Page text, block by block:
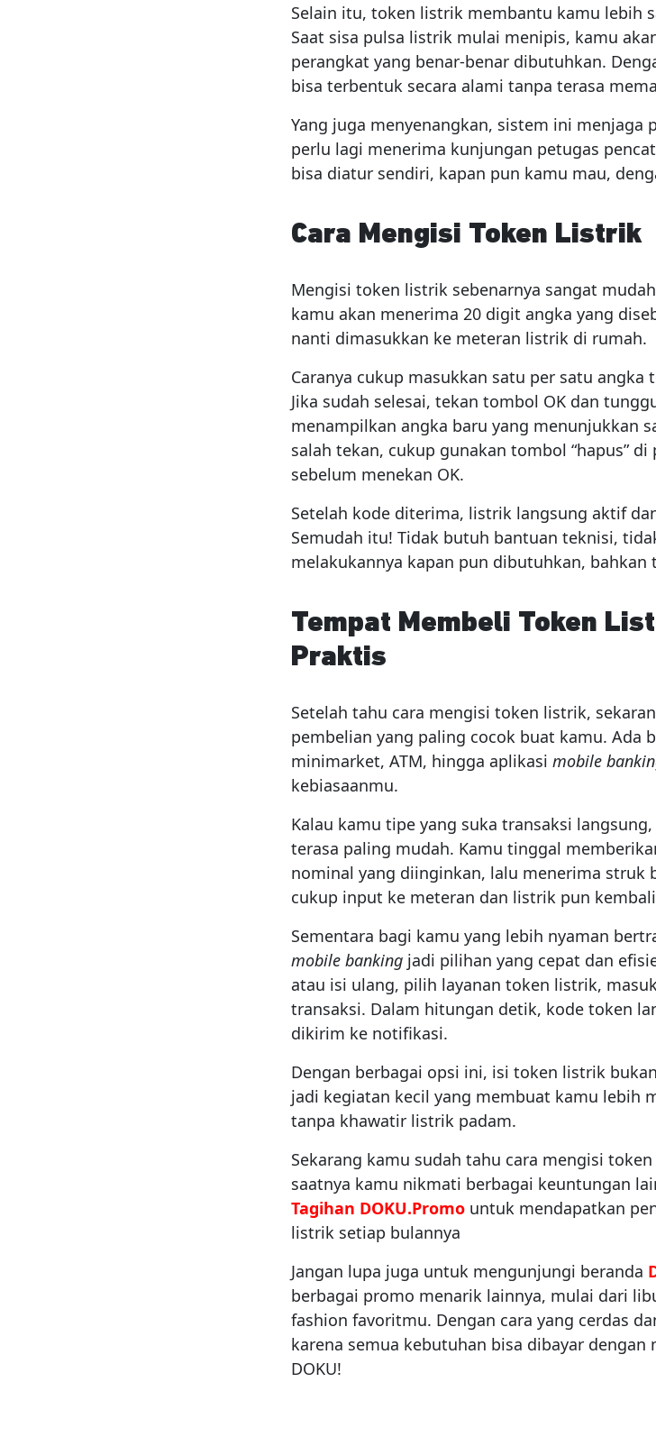
Selain itu, token listrik membantu kamu lebih
Saat sisa pulsa listrik mulai menipis, kamu
perangkat yang benar-benar dibutuhkan.
bisa terbentuk secara alami tanpa terasa
Yang juga menyenangkan, sistem ini menjaga
perlu lagi menerima kunjungan petugas
bisa diatur sendiri, kapan pun kamu mau,
Cara Mengisi Token Listrik
Mengisi token listrik sebenarnya sangat
kamu akan menerima 20 digit angka yang
nanti dimasukkan ke meteran listrik di rumah.
Caranya cukup masukkan satu per satu
Jika sudah selesai, tekan tombol OK dan
menampilkan angka baru yang menunjukkan
salah tekan, cukup gunakan tombol “hapus”
sebelum menekan OK.
Setelah kode diterima, listrik langsung aktif
Semudah itu! Tidak butuh bantuan teknisi,
melakukannya kapan pun dibutuhkan, bahkan
Tempat Membeli Token
Praktis
Setelah tahu cara mengisi token listrik,
pembelian yang paling cocok buat kamu. Ada
minimarket, ATM, hingga aplikasi mobile
kebiasaanmu.
Kalau kamu tipe yang suka transaksi
terasa paling mudah. Kamu tinggal
nominal yang diinginkan, lalu menerima struk
cukup input ke meteran dan listrik pun
Sementara bagi kamu yang lebih nyaman
mobile banking jadi pilihan yang cepat dan
atau isi ulang, pilih layanan token listrik,
transaksi. Dalam hitungan detik, kode token
dikirim ke notifikasi.
Dengan berbagai opsi ini, isi token listrik
jadi kegiatan kecil yang membuat kamu lebih
tanpa khawatir listrik padam.
Sekarang kamu sudah tahu cara mengisi
saatnya kamu nikmati berbagai keuntungan
Tagihan DOKU.Promountuk mendapatkan
listrik setiap bulannya
Jangan lupa juga untuk mengunjungi beranda
berbagai promo menarik lainnya, mulai dari
fashion favoritmu. Dengan cara yang cerdas
karena semua kebutuhan bisa dibayar
DOKU!